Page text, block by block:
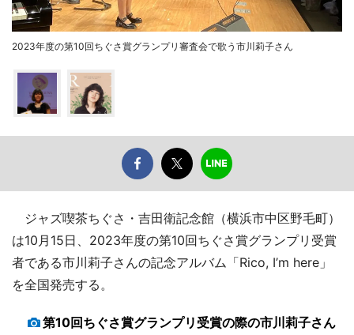
2023年度の第10回ちぐさ賞グランプリ審査会で歌う市川莉子さん
ジャズ喫茶ちぐさ・吉田衛記念館（横浜市中区野毛町）
は10月15日、2023年度の第10回ちぐさ賞グランプリ受賞
者である市川莉子さんの記念アルバム「Rico, I’m here」
を全国発売する。
第10回ちぐさ賞グランプリ受賞の際の市川莉子さん